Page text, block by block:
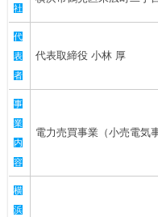
ニッパツ横浜FCシーガルズ
学生インターンシップ
オリジナルビール
アカデミースタッフ
フェニックスクラブ
サッカースクール
チアスクール
社
代
表
者
代表取締役 小林 厚
事
業
内
容
電力売買事業（小売電気
横
浜